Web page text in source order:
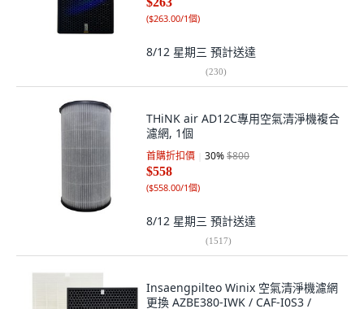
($263.00/1個)
8/12 星期三 預計送達
(230)
THiNK air AD12C專用空氣清淨機複合
濾網, 1個
首購折扣價 30%$800
$558
($558.00/1個)
8/12 星期三 預計送達
(1517)
Insaengpilteo Winix 空氣清淨機濾網
更換 AZBE380-IWK / CAF-I0S3 /